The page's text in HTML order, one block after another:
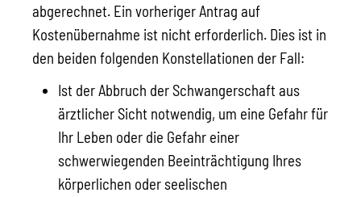
abgerechnet. Ein vorheriger Antrag auf
Kostenübernahme ist nicht erforderlich. Dies ist in
den beiden folgenden Konstellationen der Fall:
Ist der Abbruch der Schwangerschaft aus
ärztlicher Sicht notwendig, um eine Gefahr für
Ihr Leben oder die Gefahr einer
schwerwiegenden Beeinträchtigung Ihres
körperlichen oder seelischen